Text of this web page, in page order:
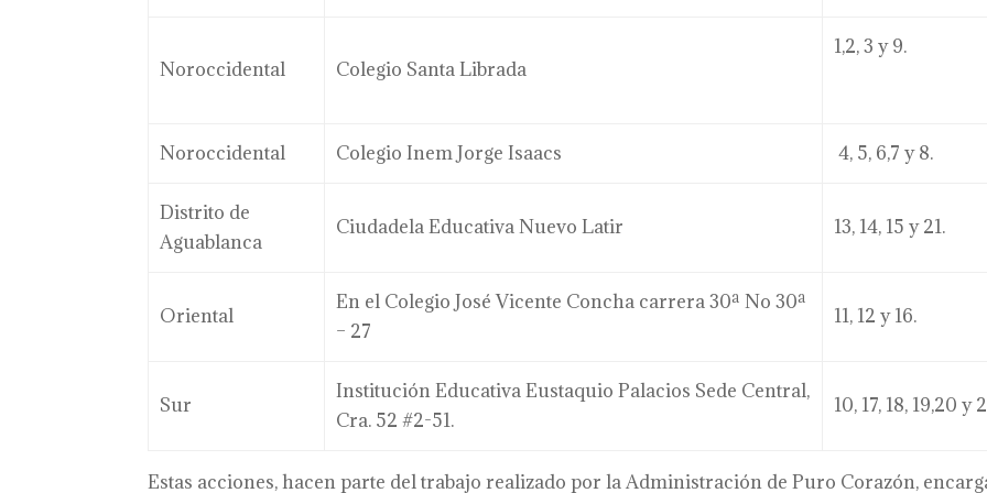
Noroccidental Colegio Santa Librada
1,2, 3 y 9.
Noroccidental Colegio Inem Jorge Isaacs 4, 5, 6,7 y 8.
Distrito de
Aguablanca
Ciudadela Educativa Nuevo Latir 13, 14, 15 y 21.
Oriental
En el Colegio José Vicente Concha carrera 30ª No 30ª
– 27
11, 12 y 16.
Sur
Institución Educativa Eustaquio Palacios Sede Central,
Cra. 52 #2-51.
10, 17, 18, 19,20 y
Estas acciones, hacen parte del trabajo realizado por la Administración de Puro Corazón,